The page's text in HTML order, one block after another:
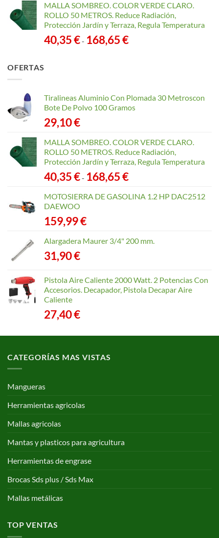
MALLA SOMBREO. COLOR VERDE CLARO.
ROLLO 50 METROS. Reduce Radiación,
Protección Jardín y Terraza, Regula Temperatura
40,35€- 168,65€Rango
168,65 €
OFERTAS
Tiralineas Aluminio Con Plomada 30 Metroscon
Bote De Polvo 100 Gramos
29,10€
MALLA SOMBREO. COLOR VERDE CLARO.
ROLLO 50 METROS. Reduce Radiación,
Protección Jardín y Terraza, Regula Temperatura
40,35€- 168,65€Rango
precios:
MOTOSIERRA DE GASOLINA 1.2 HP DAC2512
DAEWOO
159,99€
Alargadera Maurer 3/4" 200 mm.
31,90€
Pistola Aire Caliente 2000 Watt. 2 Potencias Con
Accesorios. Decapador, Pistola Decapar Aire
Caliente
27,40€
CATEGORÍAS MAS VISTAS
Mangueras
Herramientas agricolas
Mallas agricolas
Mantas y plasticos para agricultura
Herramientas de engrase
Brocas Sds plus / Sds Max
Mallas metálicas
TOP VENTAS